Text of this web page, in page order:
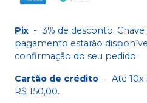
Pix - 3% de desconto.
pagamento estarão
confirmação do seu pedido.
Cartão de crédito - Até 10x
R$ 150,00.